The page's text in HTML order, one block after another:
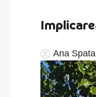
Ana